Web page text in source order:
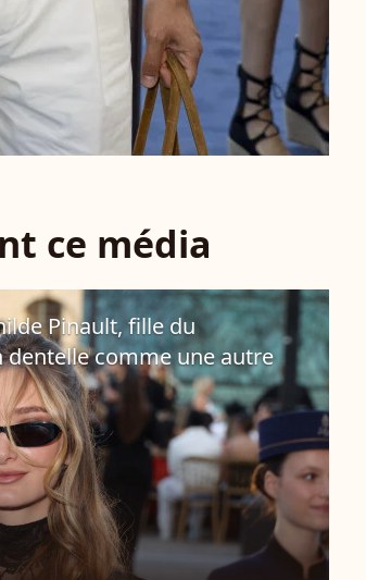
ce média
Pinault, fille du
comme une autre